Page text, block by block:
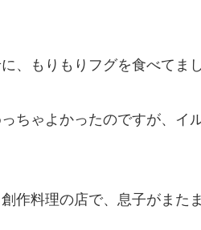
、もりもりフグを食べてまし
ちゃよかったのですが、イ
作料理の店で、息子がまた